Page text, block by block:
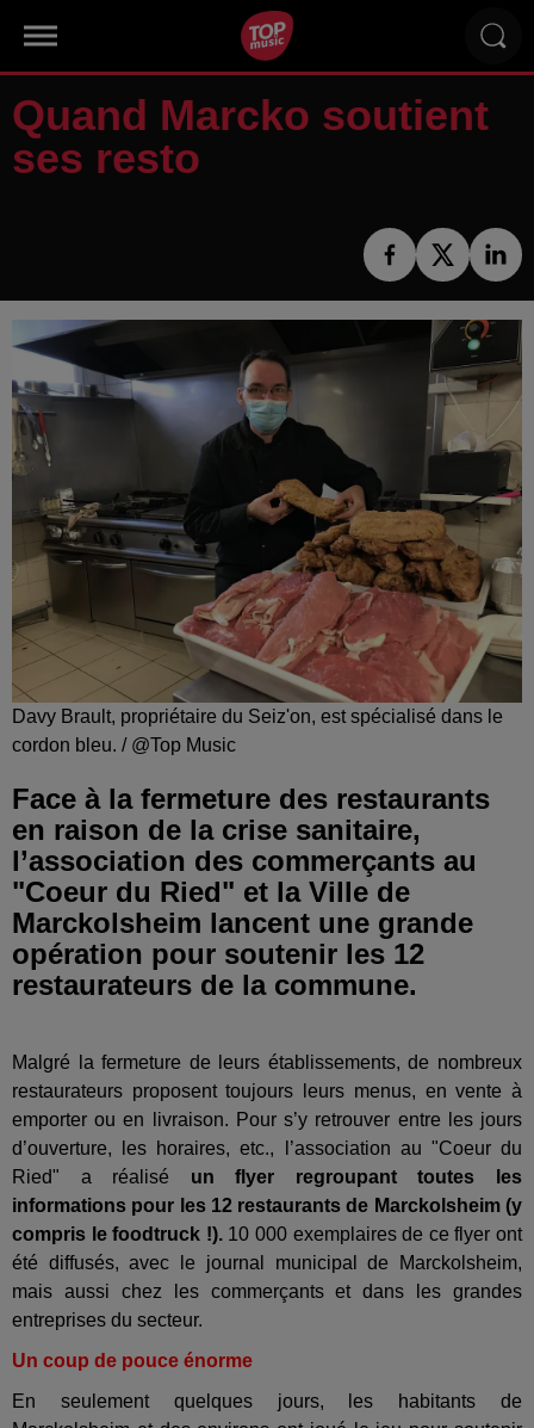
Quand Marcko soutient
ses resto
Davy Brault, propriétaire du Seiz'on, est spécialisé dans le
cordon bleu. / @Top Music
Face à la fermeture des restaurants
en raison de la crise sanitaire,
l’association des commerçants au
"Coeur du Ried" et la Ville de
Marckolsheim lancent une grande
opération pour soutenir les 12
restaurateurs de la commune.
Malgré la fermeture de leurs établissements, de nombreux
restaurateurs proposent toujours leurs menus, en vente à
emporter ou en livraison. Pour s’y retrouver entre les jours
d’ouverture, les horaires, etc., l’association au "Coeur du
Ried" a réalisé un flyer regroupant toutes les
informations pour les 12 restaurants de Marckolsheim (y
compris le foodtruck !).10 000 exemplaires de ce flyer ont
été diffusés, avec le journal municipal de Marckolsheim,
mais aussi chez les commerçants et dans les grandes
entreprises du secteur.
Un coup de pouce énorme
En seulement quelques jours, les habitants de